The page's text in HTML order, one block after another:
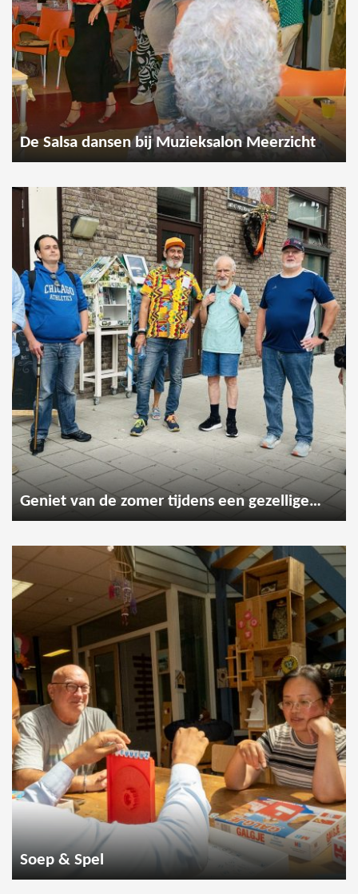
De Salsa dansen bij Muzieksalon Meerzicht
Geniet van de zomer tijdens een gezellige wandeling
Soep & Spel